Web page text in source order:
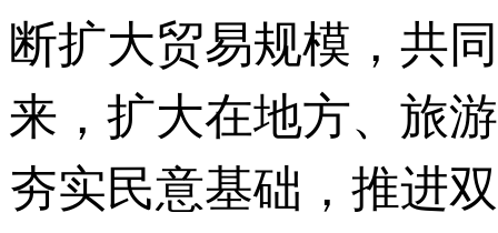
断扩大贸易规模，共
来，扩大在地方、旅
夯实民意基础，推进